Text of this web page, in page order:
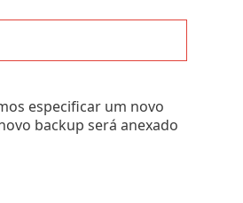
especificar um novo
backup será anexado